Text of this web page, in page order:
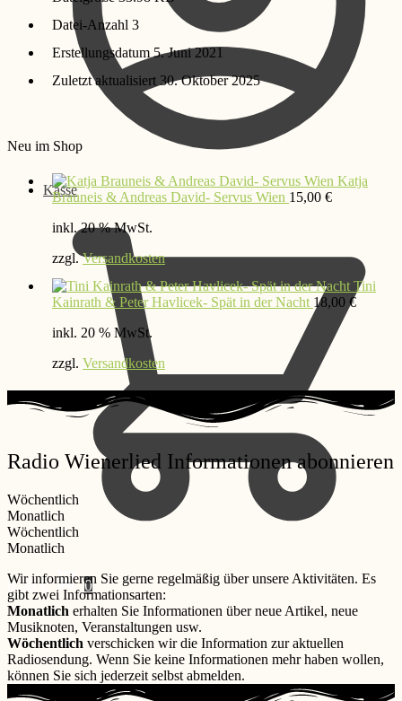
Kasse
0,00€ 0
Datei-Anzahl 3
Erstellungsdatum 5. Juni 2021
Zuletzt aktualisiert 30. Oktober 2025
Neu im Shop
Katja
Brauneis & Andreas David- Servus Wien 15,00 €
inkl. 20 % MwSt.
zzgl.Versandkosten
Tini
Kainrath & Peter Havlicek- Spät in der Nacht 18,00 €
inkl. 20 % MwSt.
zzgl. Versandkosten
Radio Wienerlied Informationen abonnieren
Wöchentlich
Monatlich
Wöchentlich
Monatlich
Wir informieren Sie gerne regelmäßig über unsere Aktivitäten. Es
gibt zwei Informationsarten:
Monatlich erhalten Sie Informationen über neue Artikel, neue
Musiknoten, Veranstaltungen usw.
Wöchentlich verschicken wir die Information zur aktuellen
Radiosendung. Wenn Sie keine Informationen mehr haben wollen,
können Sie sich jederzeit selbst abmelden.